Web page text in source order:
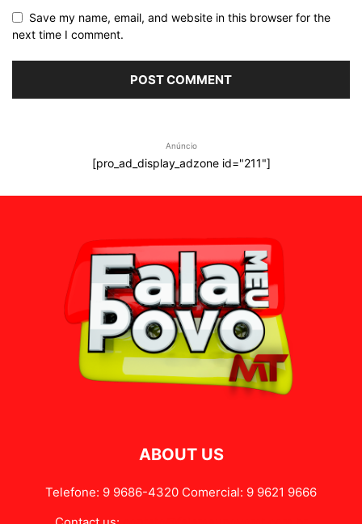
Save my name, email, and website in this browser for the
next time I comment.
Anúncio
[pro_ad_display_adzone id="211"]
ABOUT US
Telefone: 9 9686-4320 Comercial: 9 9621 9666